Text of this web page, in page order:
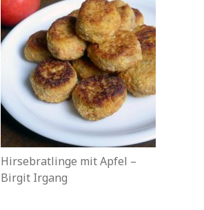
Hirsebratlinge mit Apfel –
Birgit Irgang